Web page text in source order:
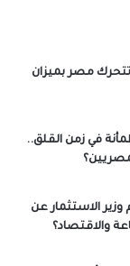
مصر بميزان
في زمن القلق..
الاستثمار عن
والاقتصاد؟